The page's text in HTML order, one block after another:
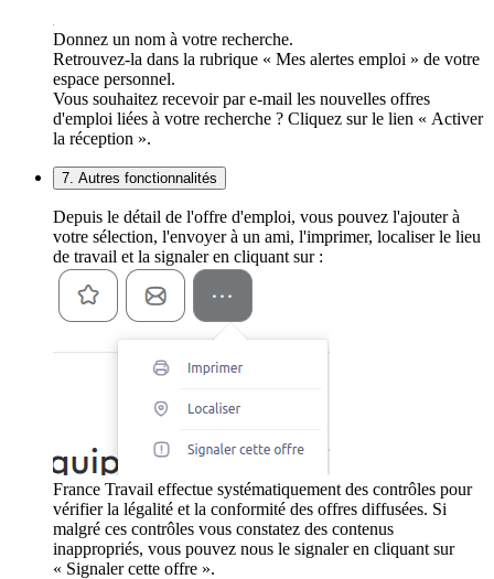
Donnez un nom à votre recherche.
Retrouvez-la dans la rubrique « Mes alertes emploi » de votre
espace personnel.
Vous souhaitez recevoir par e-mail les nouvelles offres
d'emploi liées à votre recherche ? Cliquez sur le lien « Activer
la réception ».
7. Autres fonctionnalités
Depuis le détail de l'offre d'emploi, vous pouvez l'ajouter à
votre sélection, l'envoyer à un ami, l'imprimer, localiser le lieu
de travail et la signaler en cliquant sur :
France Travail effectue systématiquement des contrôles pour
vérifier la légalité et la conformité des offres diffusées. Si
malgré ces contrôles vous constatez des contenus
inappropriés, vous pouvez nous le signaler en cliquant sur
« Signaler cette offre ».